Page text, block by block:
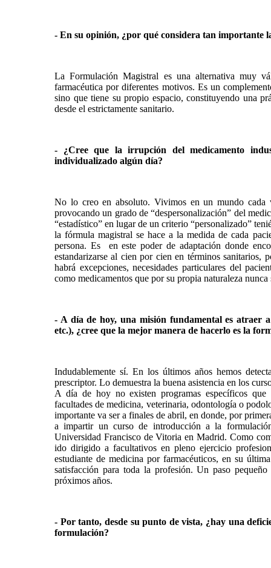
- En su opinión, ¿por qué considera tan importante
La Formulación Magistral es una alternativa muy
farmacéutica por diferentes motivos. Es un
sino que tiene su propio espacio, constituyendo una
desde el estrictamente sanitario.
- ¿Cree que la irrupción del medicamento
individualizado algún día?
No lo creo en absoluto. Vivimos en un mundo cada
provocando un grado de “despersonalización” del
“estadístico” en lugar de un criterio “personalizado”
la fórmula magistral se hace a la medida de cada
persona. Es en este poder de adaptación donde
estandarizarse al cien por cien en términos sanitarios,
habrá excepciones, necesidades particulares del
como medicamentos que por su propia naturaleza
- A día de hoy, una misión fundamental es atraer
etc.), ¿cree que la mejor manera de hacerlo es la
Indudablemente sí. En los últimos años hemos
prescriptor. Lo demuestra la buena asistencia en los
A día de hoy no existen programas específicos
facultades de medicina, veterinaria, odontología o
importante va ser a finales de abril, en donde, por
a impartir un curso de introducción a la
Universidad Francisco de Vitoria en Madrid. Como
ido dirigido a facultativos en pleno ejercicio
estudiante de medicina por farmacéuticos, en su
satisfacción para toda la profesión. Un paso
próximos años.
- Por tanto, desde su punto de vista, ¿hay una
formulación?